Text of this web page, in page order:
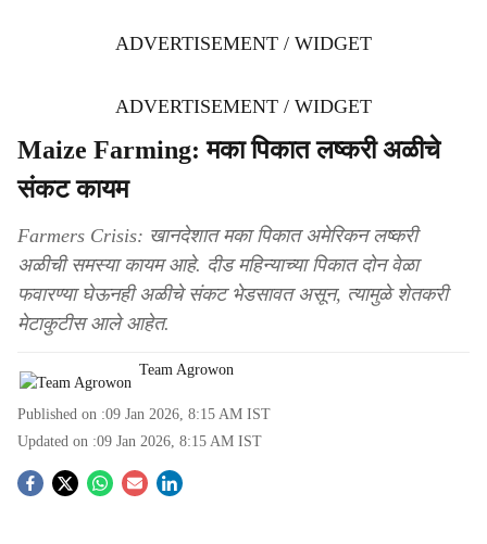
ADVERTISEMENT / WIDGET
ADVERTISEMENT / WIDGET
Maize Farming: मका पिकात लष्करी अळीचे
संकट कायम
Farmers Crisis: खानदेशात मका पिकात अमेरिकन लष्करी
अळीची समस्या कायम आहे. दीड महिन्याच्या पिकात दोन वेळा
फवारण्या घेऊनही अळीचे संकट भेडसावत असून, त्यामुळे शेतकरी
मेटाकुटीस आले आहेत.
Team Agrowon
Published on :09 Jan 2026, 8:15 AM IST
Updated on :09 Jan 2026, 8:15 AM IST
S